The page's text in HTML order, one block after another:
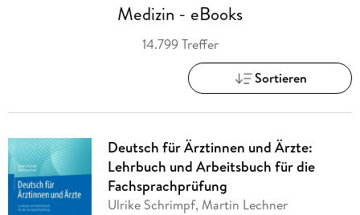
Medizin - eBooks
14.799 Treffer
Sortieren
Deutsch für Ärztinnen und Ärzte:
Lehrbuch und Arbeitsbuch für die
Fachsprachprüfung
Ulrike Schrimpf, Martin Lechner